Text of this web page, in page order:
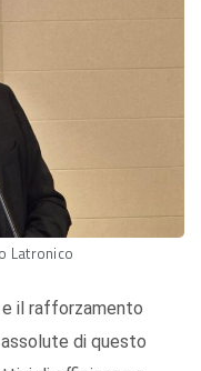
Latronico
il rafforzamento
di questo